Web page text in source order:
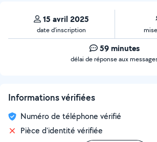
15 avril 2025
date d’inscription
59 minutes
délai de réponse aux
Informations vérifiées
Numéro de téléphone vérifié
Pièce d'identité vérifiée